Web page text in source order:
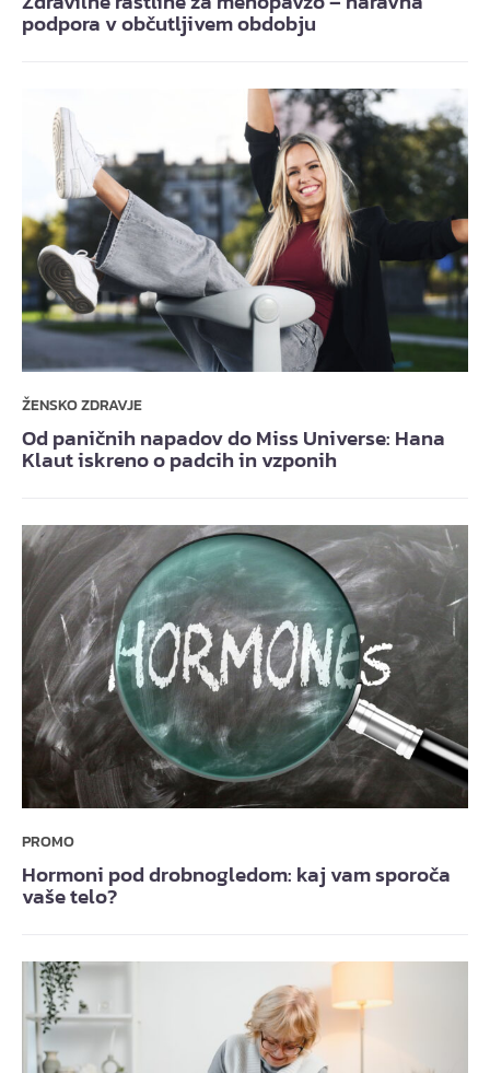
podpora v občutljivem obdobju
ŽENSKO ZDRAVJE
Od paničnih napadov do Miss Universe: Hana
Klaut iskreno o padcih in vzponih
PROMO
Hormoni pod drobnogledom: kaj vam sporoča
vaše telo?